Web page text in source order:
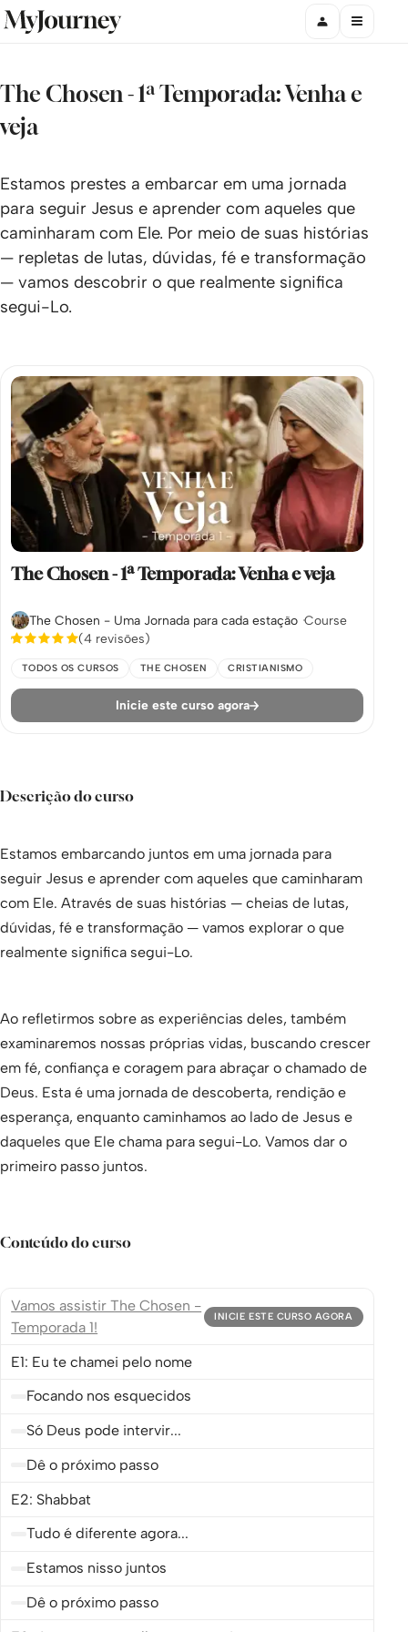
The Chosen - 1ª Temporada: Venha e
veja
Estamos prestes a embarcar em uma jornada
para seguir Jesus e aprender com aqueles que
caminharam com Ele. Por meio de suas histórias
— repletas de lutas, dúvidas, fé e transformação
— vamos descobrir o que realmente significa
segui-Lo.
The Chosen - 1ª Temporada: Venha e veja
The Chosen - Uma Jornada para cada estação Course
(4 revisões)
TODOS OS CURSOS THE CHOSEN CRISTIANISMO
Inicie este curso agora
Descrição do curso
Estamos embarcando juntos em uma jornada para
seguir Jesus e aprender com aqueles que caminharam
com Ele. Através de suas histórias — cheias de lutas,
dúvidas, fé e transformação — vamos explorar o que
realmente significa segui-Lo.
Ao refletirmos sobre as experiências deles, também
examinaremos nossas próprias vidas, buscando crescer
em fé, confiança e coragem para abraçar o chamado de
Deus. Esta é uma jornada de descoberta, rendição e
esperança, enquanto caminhamos ao lado de Jesus e
daqueles que Ele chama para segui-Lo. Vamos dar o
primeiro passo juntos.
Conteúdo do curso
Vamos assistir The Chosen -
Temporada 1!
INICIE ESTE CURSO AGORA
E1: Eu te chamei pelo nome
Focando nos esquecidos
Só Deus pode intervir...
Dê o próximo passo
E2: Shabbat
Tudo é diferente agora...
Estamos nisso juntos
Dê o próximo passo